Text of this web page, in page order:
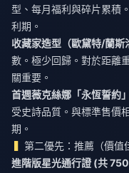
型、每月福利與碎片累積
利期。
收藏家造型（歐黛特/蘭斯
數。極少回歸。對於距離
關重要。
首週薇克絲娜「永恆誓約
受史詩品質。與標準售價
期。
第二優先：推薦（價值
進階版星光通行證 (共